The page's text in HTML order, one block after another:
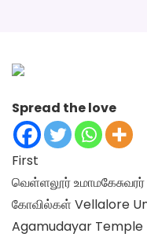
Spread the love
First
வெள்ளலூர்
கோவில்கள் Vellalore
Agamudayar Temple